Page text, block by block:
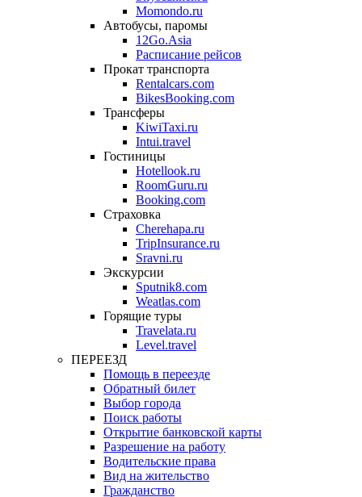
Momondo.ru
Автобусы, паромы
12Go.Asia
Расписание рейсов
Прокат транспорта
Rentalcars.com
BikesBooking.com
Трансферы
KiwiTaxi.ru
Intui.travel
Гостиницы
Hotellook.ru
RoomGuru.ru
Booking.com
Страховка
Cherehapa.ru
TripInsurance.ru
Sravni.ru
Экскурсии
Sputnik8.com
Weatlas.com
Горящие туры
Travelata.ru
Level.travel
ПЕРЕЕЗД
Помощь в переезде
Обратный билет
Выбор города
Поиск работы
Открытие банковской карты
Разрешение на работу
Водительские права
Вид на жительство
Гражданство